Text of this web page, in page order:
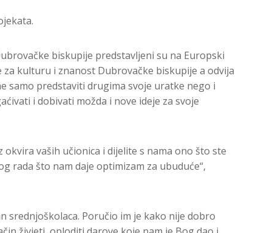
biskupije predstavljeni su na Europski
kulturu i znanost Dubrovačke biskupije a odvija
samo predstaviti drugima svoje uratke nego i
i dobivati možda i nove ideje za svoje
vaših učionica i dijelite s nama ono što ste
rada što nam daje optimizam za ubuduće“,
srednjoškolaca. Poručio im je kako nije dobro